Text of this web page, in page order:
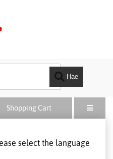
Hae
Shopping Cart
select the language